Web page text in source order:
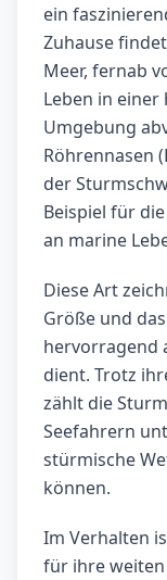
ein
Zuhause
Meer, fernab
Leben in
Umgebung
Röhrennasen
der
Beispiel für
an marine
Diese Art
Größe und
hervorragend
dient. Trotz
zählt die
Seefahrern
stürmische
können.
Im Verhalten
für ihre